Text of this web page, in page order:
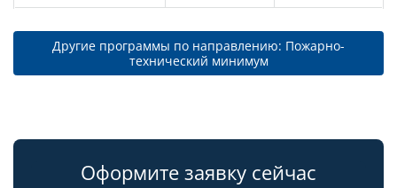
Другие программы по направлению: Пожарно-
технический минимум
Оформите заявку сейчас